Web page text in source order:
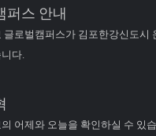
퍼스 안내
글로벌캠퍼스가 김포한강신도시
다.
어제와 오늘을 확인하실 수 있